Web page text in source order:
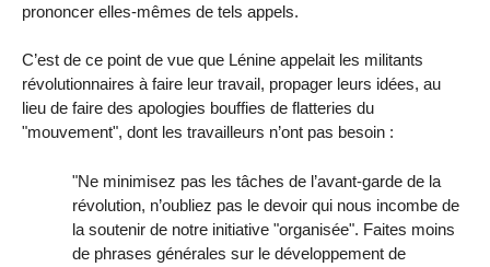
prononcer elles-mêmes de tels appels.
C’est de ce point de vue que Lénine appelait les militants
révolutionnaires à faire leur travail, propager leurs idées, au
lieu de faire des apologies bouffies de flatteries du
"mouvement", dont les travailleurs n’ont pas besoin :
"Ne minimisez pas les tâches de l’avant-garde de la
révolution, n’oubliez pas le devoir qui nous incombe de
la soutenir de notre initiative "organisée". Faites moins
de phrases générales sur le développement de